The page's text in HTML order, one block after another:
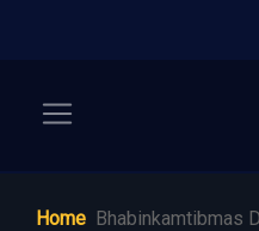
Home Bhabinkamtibmas